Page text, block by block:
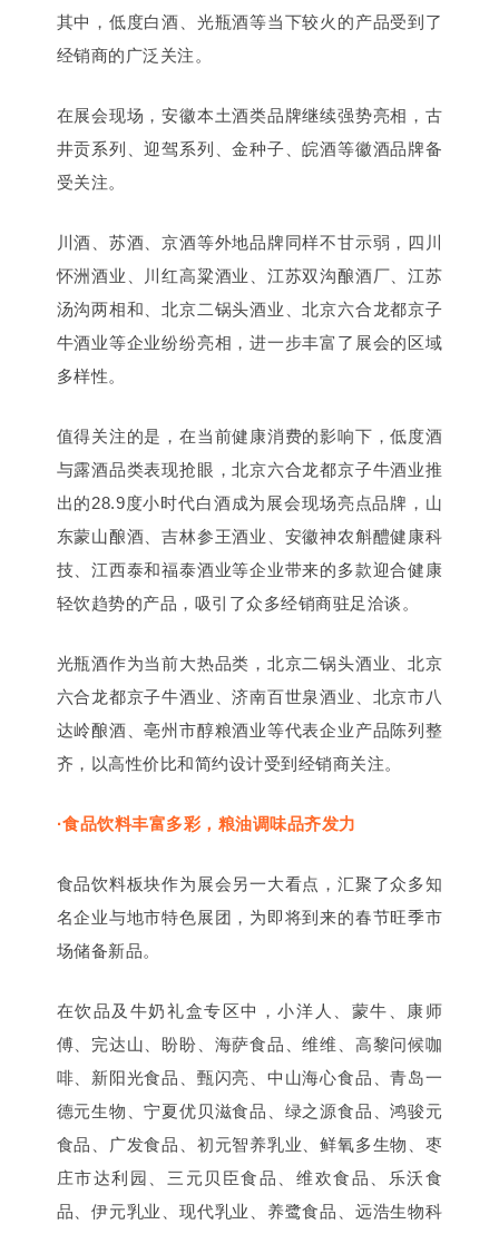
其中，低度白酒、光瓶酒等当下较火的产品受到了
经销商的广泛关注。
在展会现场，安徽本土酒类品牌继续强势亮相，古
井贡系列、迎驾系列、金种子、皖酒等徽酒品牌备
受关注。
川酒、苏酒、京酒等外地品牌同样不甘示弱，四川
怀洲酒业、川红高粱酒业、江苏双沟酿酒厂、江苏
汤沟两相和、北京二锅头酒业、北京六合龙都京子
牛酒业等企业纷纷亮相，进一步丰富了展会的区域
多样性。
值得关注的是，在当前健康消费的影响下，低度酒
与露酒品类表现抢眼，北京六合龙都京子牛酒业推
出的28.9度小时代白酒成为展会现场亮点品牌，山
东蒙山酿酒、吉林参王酒业、安徽神农斛醴健康科
技、江西泰和福泰酒业等企业带来的多款迎合健康
轻饮趋势的产品，吸引了众多经销商驻足洽谈。
光瓶酒作为当前大热品类，北京二锅头酒业、北京
六合龙都京子牛酒业、济南百世泉酒业、北京市八
达岭酿酒、亳州市醇粮酒业等代表企业产品陈列整
齐，以高性价比和简约设计受到经销商关注。
·食品饮料丰富多彩，粮油调味品齐发力
食品饮料板块作为展会另一大看点，汇聚了众多知
名企业与地市特色展团，为即将到来的春节旺季市
场储备新品。
在饮品及牛奶礼盒专区中，小洋人 、蒙牛、康师
傅、完达山、盼盼、海萨食品、维维、高黎问候咖
啡、新阳光食品、甄闪亮、中山海心食品、青岛一
德元生物、宁夏优贝滋食品、绿之源食品、鸿骏元
食品、广发食品、初元智养乳业、鲜氧多生物、枣
庄市达利园、三元贝臣食品、维欢食品、乐沃食
品、伊元乳业、现代乳业、养鹭食品、远浩生物科